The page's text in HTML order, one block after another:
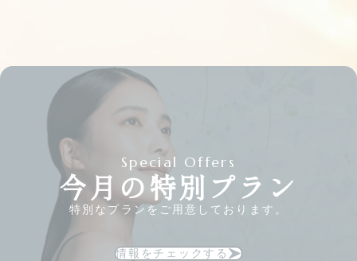
Special Offers
今月の特別プラン
特別なプランをご用意しております。
情報をチェックする